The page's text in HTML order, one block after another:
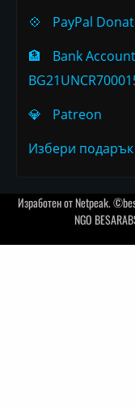
💠
PayPal
🏦
Bank
💎
Patreon
Избери
Изработен отNetpeak.
NGO